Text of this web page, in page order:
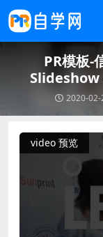
PR模板-
2020-02-
video 预览